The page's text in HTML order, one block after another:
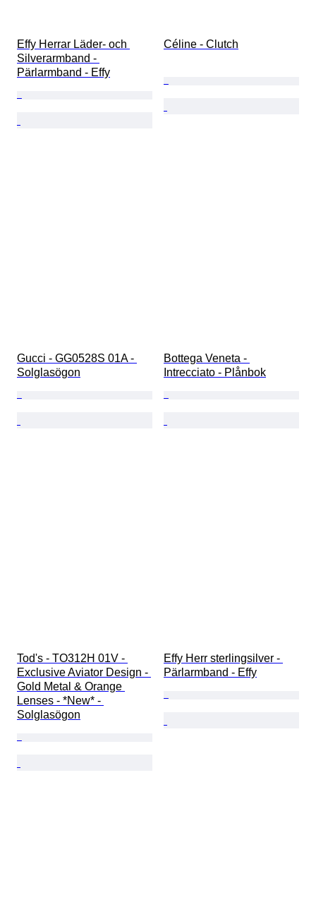
Effy Herrar Läder- och
Silverarmband -
Pärlarmband - Effy
Céline - Clutch
Gucci - GG0528S 01A -
Solglasögon
Bottega Veneta -
Intrecciato - Plånbok
Tod's - TO312H 01V -
Exclusive Aviator Design -
Gold Metal & Orange
Lenses - *New* -
Solglasögon
Effy Herr sterlingsilver -
Pärlarmband - Effy